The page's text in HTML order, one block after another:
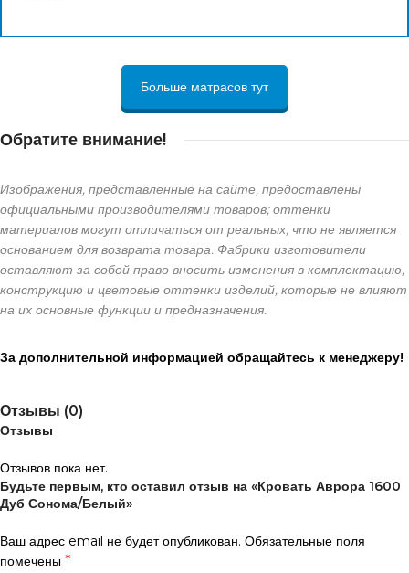
Больше матрасов тут
Обратите внимание!
Изображения, представленные на сайте, предоставлены
официальными производителями товаров; оттенки
материалов могут отличаться от реальных, что не является
основанием для возврата товара. Фабрики изготовители
оставляют за собой право вносить изменения в комплектацию,
конструкцию и цветовые оттенки изделий, которые не влияют
на их основные функции и предназначения.
За дополнительной информацией обращайтесь к менеджеру!
Отзывы (0)
Отзывы
Отзывов пока нет.
Будьте первым, кто оставил отзыв на «Кровать Аврора 1600
Дуб Сонома/Белый»
Ваш адрес email не будет опубликован. Обязательные поля
помечены *